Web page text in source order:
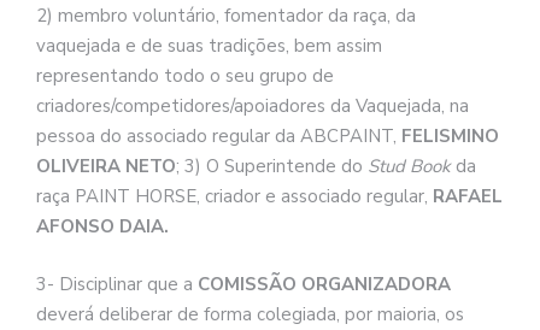
2) membro voluntário, fomentador da raça, da
vaquejada e de suas tradições, bem assim
representando todo o seu grupo de
criadores/competidores/apoiadores da Vaquejada, na
pessoa do associado regular da ABCPAINT, FELISMINO
OLIVEIRA NETO; 3) O Superintende do Stud Bookda
raça PAINT HORSE, criador e associado regular, RAFAEL
AFONSO DAIA.
3- Disciplinar que a COMISSÃO ORGANIZADORA
deverá deliberar de forma colegiada, por maioria, os